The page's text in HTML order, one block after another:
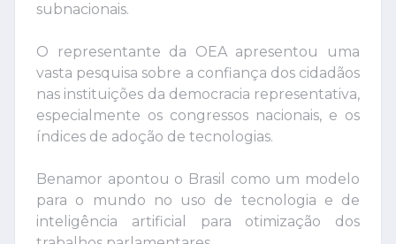
subnacionais.
O representante da OEA apresentou uma
vasta pesquisa sobre a confiança dos cidadãos
nas instituições da democracia representativa,
especialmente os congressos nacionais, e os
índices de adoção de tecnologias.
Benamor apontou o Brasil como um modelo
para o mundo no uso de tecnologia e de
inteligência artificial para otimização dos